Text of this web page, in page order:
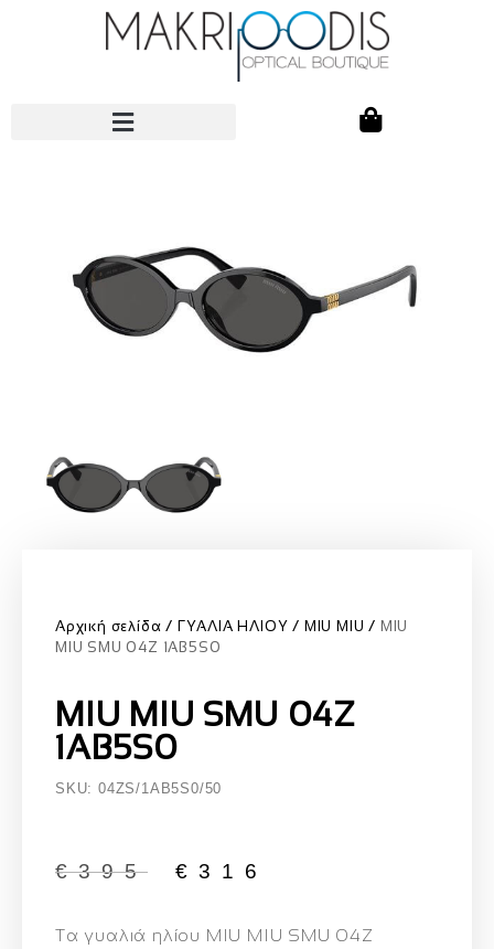
Αρχική σελίδα ΓΥΑΛΙΑ ΗΛΙΟΥ MIU MIU
MIU
MIU SMU 04Z 1AB5S0
MIU MIU SMU 04Z
1AB5S0
SKU: 04ZS/1AB5S0/50
€395 € 316
Τα γυαλιά ηλίου MIU MIU SMU 04Z